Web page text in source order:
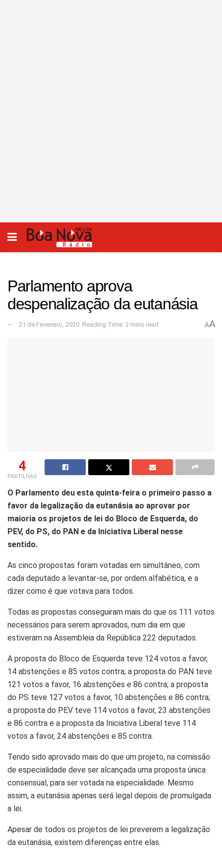
Parlamento aprova
despenalização da eutanásia
21 de Fevereiro, 2020 Reading Time: 2 mins read AA
4
PARTILHAS
O Parlamento deu esta quinta-feira o primeiro passo a
favor da legalização da eutanásia ao aprovar por
maioria os projetos de lei do Bloco de Esquerda, do
PEV, do PS, do PAN e da Iniciativa Liberal nesse
sentido.
As cinco propostas foram votadas em simultâneo, com
cada deputado a levantar-se, por ordem alfabética, e a
dizer como é que votava para todos.
Todas as propostas conseguiram mais do que os 111 votos
necessários para serem aprovados, num dia em que
estiveram na Assembleia da República 222 deputados.
A proposta do Bloco de Esquerda teve 124 votos a favor,
14 abstenções e 85 votos contra; a proposta do PAN teve
121 votos a favor, 16 abstenções e 86 contra; a proposta
do PS teve 127 votos a favor, 10 abstenções e 86 contra;
a proposta do PEV teve 114 votos a favor, 23 abstenções
e 86 contra e a proposta da Iniciativa Liberal teve 114
votos a favor, 24 abstenções e 85 contra.
Tendo sido aprovado mais do que um projeto, na comissão
de especialidade deve ser alcançada uma proposta única
consensual, para ser votada na especialidade. Mesmo
assim, a eutanásia apenas será legal depois de promulgada
a lei.
Apesar de todos os projetos de lei preverem a legalização
da eutanásia, existem diferenças entre elas.